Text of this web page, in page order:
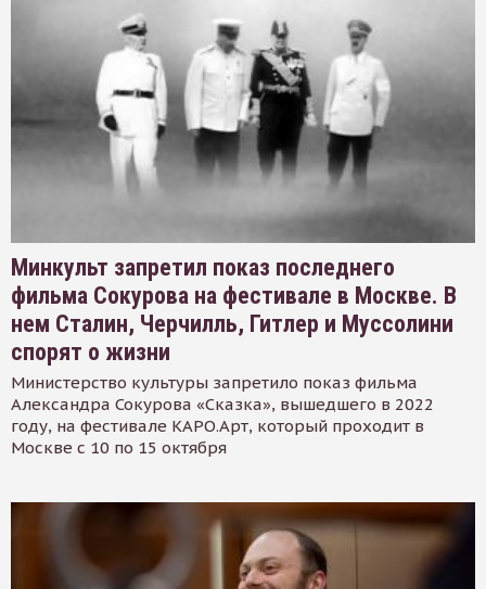
Минкульт запретил показ последнего
фильма Сокурова на фестивале в Москве. В
нем Сталин, Черчилль, Гитлер и Муссолини
спорят о жизни
Министерство культуры запретило показ фильма
Александра Сокурова «Сказка», вышедшего в 2022
году, на фестивале КАРО.Арт, который проходит в
Москве с 10 по 15 октября